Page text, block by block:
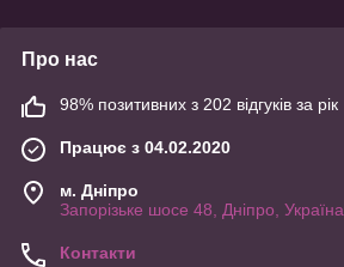
Про нас
98% позитивних з 202 відгуків за рік
Працює з 04.02.2020
м. Дніпро
Запорізьке шосе 48, Дніпро, Україна
Контакти